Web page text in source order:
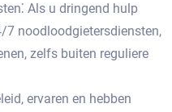
Als u dringend hulp
7 noodloodgietersdiensten,
zelfs buiten reguliere
ervaren en hebben